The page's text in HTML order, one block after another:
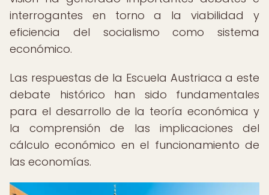
interrogantes en torno a la viabilidad y
eficiencia del socialismo como sistema
económico.
Las respuestas de la Escuela Austriaca a este
debate histórico han sido fundamentales
para el desarrollo de la teoría económica y
la comprensión de las implicaciones del
cálculo económico en el funcionamiento de
las economías.